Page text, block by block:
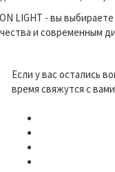
LIGHT - вы
и современным
Если у вас остались
время свяжутся с вами